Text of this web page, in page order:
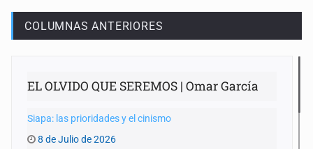
COLUMNAS ANTERIORES
EL OLVIDO QUE SEREMOS | Omar García
Siapa: las prioridades y el cinismo
8 de Julio de 2026